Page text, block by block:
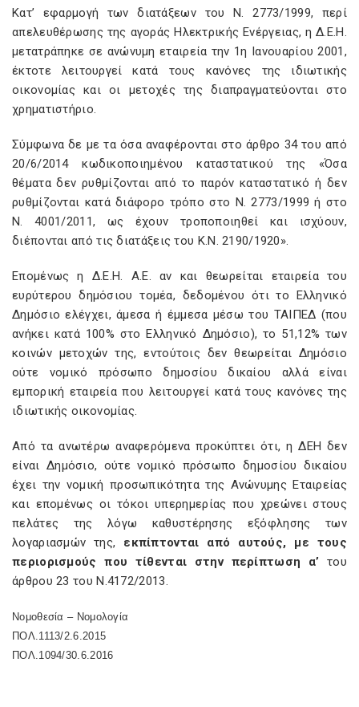
Κατ’ εφαρμογή των διατάξεων του Ν. 2773/1999, περί
απελευθέρωσης της αγοράς Ηλεκτρικής Ενέργειας, η Δ.Ε.Η.
μετατράπηκε σε ανώνυμη εταιρεία την 1η Ιανουαρίου 2001,
έκτοτε λειτουργεί κατά τους κανόνες της ιδιωτικής
οικονομίας και οι μετοχές της διαπραγματεύονται στο
χρηματιστήριο.
Σύμφωνα δε με τα όσα αναφέρονται στο άρθρο 34 του από
20/6/2014 κωδικοποιημένου καταστατικού της «Όσα
θέματα δεν ρυθμίζονται από το παρόν καταστατικό ή δεν
ρυθμίζονται κατά διάφορο τρόπο στο Ν. 2773/1999 ή στο
Ν. 4001/2011, ως έχουν τροποποιηθεί και ισχύουν,
διέπονται από τις διατάξεις του Κ.Ν. 2190/1920».
Επομένως η Δ.Ε.Η. Α.Ε. αν και θεωρείται εταιρεία του
ευρύτερου δημόσιου τομέα, δεδομένου ότι το Ελληνικό
Δημόσιο ελέγχει, άμεσα ή έμμεσα µέσω του ΤΑΙΠΕ∆ (που
ανήκει κατά 100% στο Ελληνικό Δημόσιο), το 51,12% των
κοινών μετοχών της, εντούτοις δεν θεωρείται Δημόσιο
ούτε νομικό πρόσωπο δημοσίου δικαίου αλλά είναι
εμπορική εταιρεία που λειτουργεί κατά τους κανόνες της
ιδιωτικής οικονομίας.
Από τα ανωτέρω αναφερόμενα προκύπτει ότι, η ΔΕΗ δεν
είναι Δημόσιο, ούτε νομικό πρόσωπο δημοσίου δικαίου
έχει την νομική προσωπικότητα της Ανώνυμης Εταιρείας
και επομένως οι τόκοι υπερημερίας που χρεώνει στους
πελάτες της λόγω καθυστέρησης εξόφλησης των
λογαριασμών της, εκπίπτονται από αυτούς, με τους
περιορισμούς που τίθενται στην περίπτωση α’του
άρθρου 23 του Ν.4172/2013.
Νομοθεσία – Νομολογία
ΠΟΛ.1113/2.6.2015
ΠΟΛ.1094/30.6.2016